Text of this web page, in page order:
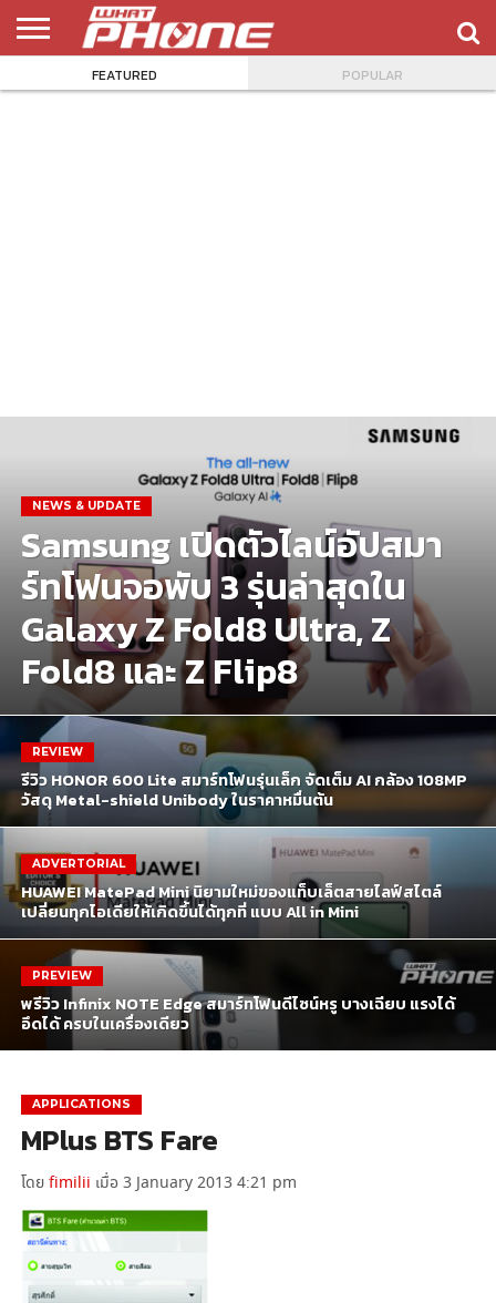
รีวิว
ทิป
แอพ
เกมส์
บทความ
COMPARISON
ติดต่อ
API
FEATURED POPULAR
NEWS & UPDATE
Samsung เปิดตัวไลน์อัปสมา
ร์ทโฟนจอพับ 3 รุ่นล่าสุดใน
Galaxy Z Fold8 Ultra, Z
Fold8 และ Z Flip8
REVIEW
รีวิว HONOR 600 Lite สมาร์ทโฟนรุ่นเล็ก จัดเต็ม AI กล้อง 108MP
วัสดุ Metal-shield Unibody ในราคาหมื่นต้น
ADVERTORIAL
HUAWEI MatePad Mini นิยามใหม่ของแท็บเล็ตสายไลฟ์สไตล์
เปลี่ยนทุกไอเดียให้เกิดขึ้นได้ทุกที่ แบบ All in Mini
PREVIEW
พรีวิว Infinix NOTE Edge สมาร์ทโฟนดีไซน์หรู บางเฉียบ แรงได้
อึดได้ ครบในเครื่องเดียว
APPLICATIONS
MPlus BTS Fare
โดยfimilii เมื่อ 3 January 2013 4:21 pm